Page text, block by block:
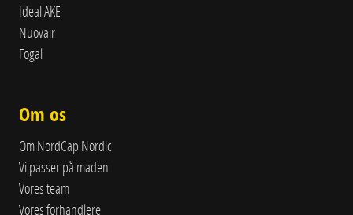
Ideal AKE
Nuovair
Fogal
Om os
Om NordCap Nordic
Vi passer på maden
Vores team
Vores forhandlere